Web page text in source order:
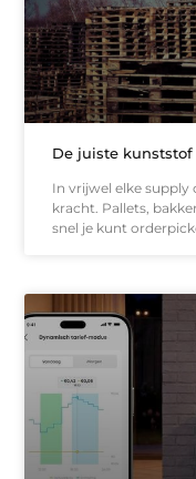
De juiste
In vrijwel elke supply
kracht. Pallets,
snel je kunt